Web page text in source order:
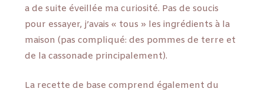
a de suite éveillée ma curiosité. Pas de soucis
pour essayer, j’avais « tous » les ingrédients à la
maison (pas compliqué: des pommes de terre et
de la cassonade principalement).
La recette de base comprend également du